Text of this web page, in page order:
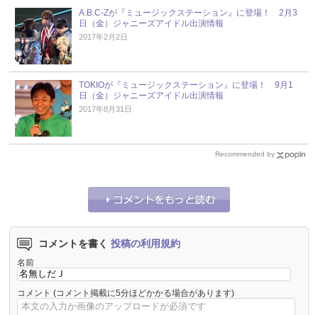
A.B.C-Zが『ミュージックステーション』に登場！ 2月3
日（金）ジャニーズアイドル出演情報
2017年2月2日
TOKIOが『ミュージックステーション』に登場！ 9月1
日（金）ジャニーズアイドル出演情報
2017年8月31日
Recommended by
コメントを書く 投稿の利用規約
名前
コメント (コメント掲載に5分ほどかかる場合があります)